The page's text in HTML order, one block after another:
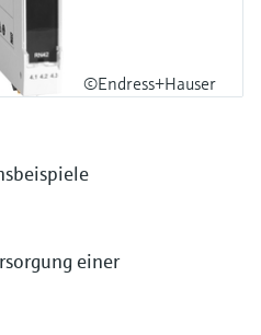
©Endress+Hauser
einer